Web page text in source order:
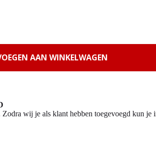
AAN WINKELWAGEN
Zodra wij je als klant hebben toegevoegd kun